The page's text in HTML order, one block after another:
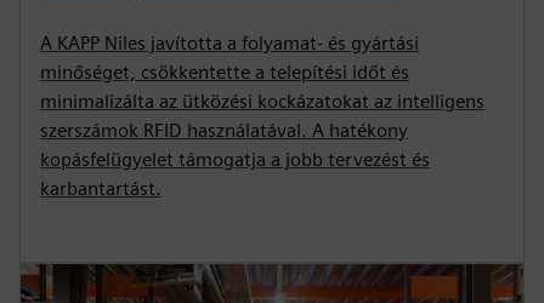
A KAPP Niles javította a folyamat- és gyártási
minőséget, csökkentette a telepítési időt és
minimalizálta az ütközési kockázatokat az intelligens
szerszámok RFID használatával. A hatékony
kopásfelügyelet támogatja a jobb tervezést és
karbantartást.